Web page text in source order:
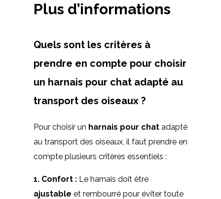
Plus d’informations
Quels sont les critères à
prendre en compte pour choisir
un harnais pour chat adapté au
transport des oiseaux ?
Pour choisir un harnais pour chat adapté
au transport des oiseaux, il faut prendre en
compte plusieurs critères essentiels :
1. Confort : Le harnais doit être
ajustable et rembourré pour éviter toute